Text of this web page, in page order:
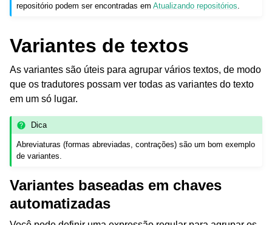
repositório podem ser encontradas emAtualizando repositórios.
Variantes de textos
As variantes são úteis para agrupar vários textos, de modo
que os tradutores possam ver todas as variantes do texto
em um só lugar.
Dica
Abreviaturas (formas abreviadas, contrações) são um bom exemplo
de variantes.
Variantes baseadas em chaves
automatizadas